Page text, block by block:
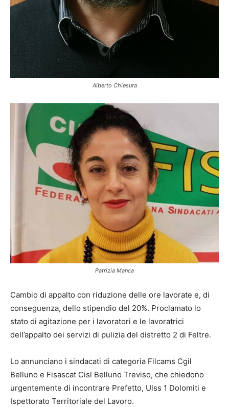
Alberto Chiesura
Patrizia Manca
Cambio di appalto con riduzione delle ore lavorate e, di
conseguenza, dello stipendio del 20%. Proclamato lo
stato di agitazione per i lavoratori e le lavoratrici
dell’appalto dei servizi di pulizia del distretto 2 di Feltre.
Lo annunciano i sindacati di categoria Filcams Cgil
Belluno e Fisascat Cisl Belluno Treviso, che chiedono
urgentemente di incontrare Prefetto, Ulss 1 Dolomiti e
Ispettorato Territoriale del Lavoro.